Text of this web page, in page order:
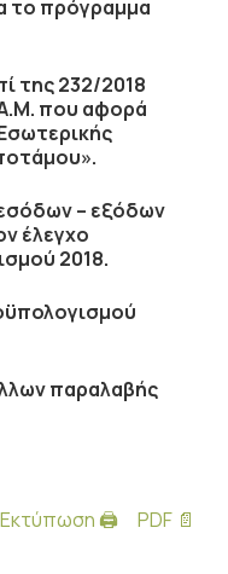
το πρόγραμμα
της 232/2018
που αφορά
– εξόδων
έλεγχο
2018.
παραλαβής
Εκτύπωση 🖨 PDF 📄